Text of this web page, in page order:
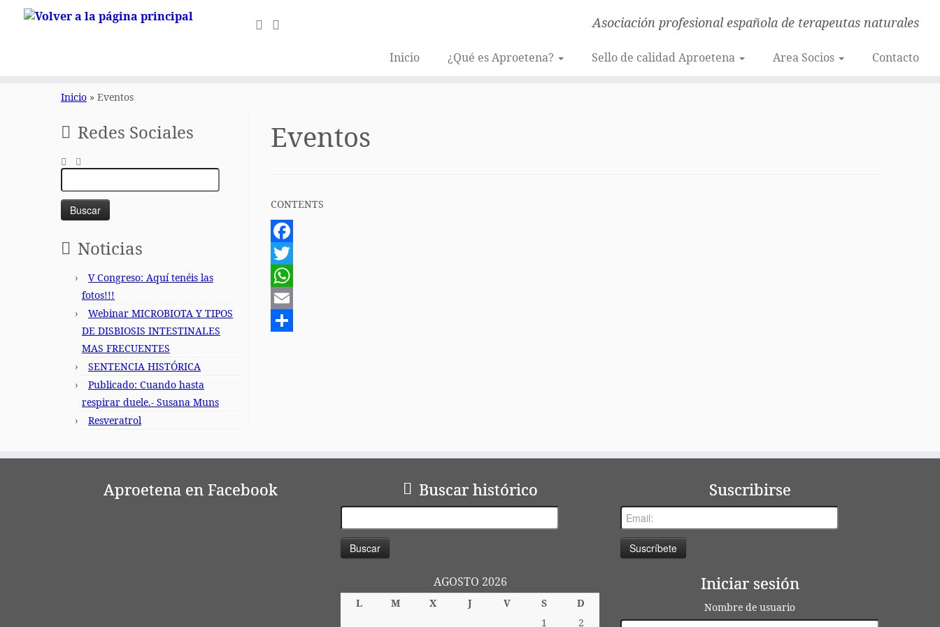
Asociación profesional española de terapeutas naturales
Inicio ¿Qué es Aproetena? Sello de calidad Aproetena Area Socios Contacto
Inicio » Eventos
Redes Sociales
Buscar:
Noticias
V Congreso: Aquí tenéis las
fotos!!!
Webinar MICROBIOTA Y TIPOS
DE DISBIOSIS INTESTINALES
MAS FRECUENTES
SENTENCIA HISTÓRICA
Publicado: Cuando hasta
respirar duele.- Susana Muns
Resveratrol
Eventos
CONTENTS
Facebook
Twitter
WhatsApp
Email
Aproetena en Facebook Buscar histórico
Buscar:
AGOSTO 2026
L M X J V S
D
1
2
Suscribirse
Iniciar sesión
Nombre de usuario